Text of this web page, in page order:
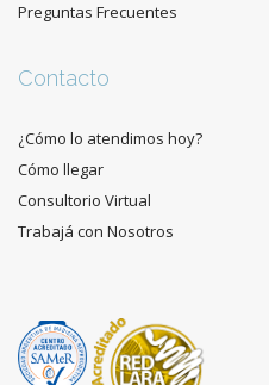
Preguntas Frecuentes
Contacto
¿Cómo lo atendimos hoy?
Cómo llegar
Consultorio Virtual
Trabajá con Nosotros